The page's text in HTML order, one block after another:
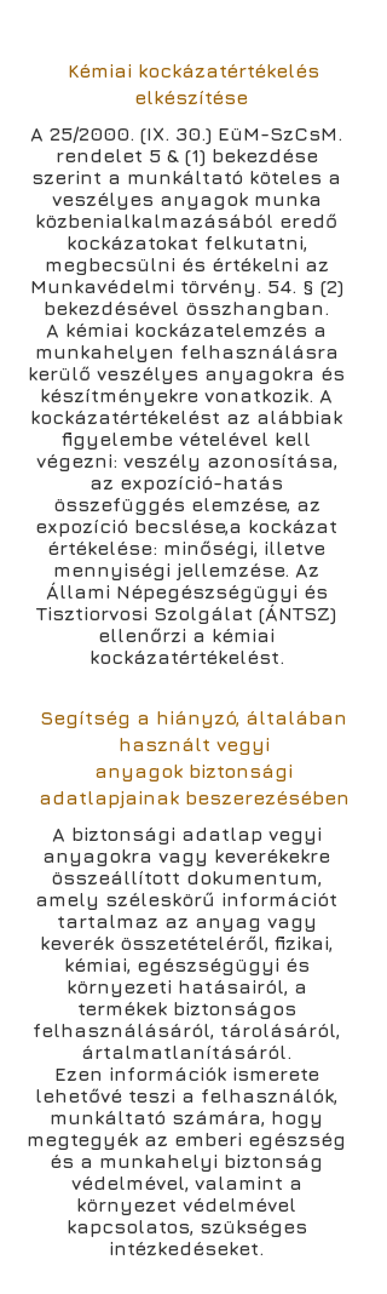
Kémiai kockázatértékelés
elkészítése
A 25/2000. (IX. 30.) EüM-SzCsM.
rendelet 5 & (1) bekezdése
szerint a munkáltató köteles a
veszélyes anyagok munka
közbenialkalmazásából eredő
kockázatokat felkutatni,
megbecsülni és értékelni az
Munkavédelmi törvény. 54. § (2)
bekezdésével összhangban.
A kémiai kockázatelemzés a
munkahelyen felhasználásra
kerülő veszélyes anyagokra és
készítményekre vonatkozik. A
kockázatértékelést az alábbiak
figyelembe vételével kell
végezni: veszély azonosítása,
az expozíció-hatás
összefüggés elemzése, az
expozíció becslése,a kockázat
értékelése: minőségi, illetve
mennyiségi jellemzése. Az
Állami Népegészségügyi és
Tisztiorvosi Szolgálat (ÁNTSZ)
ellenőrzi a kémiai
kockázatértékelést.
Segítség a hiányzó, általában
használt vegyi
anyagok biztonsági
adatlapjainak beszerezésében
A biztonsági adatlap vegyi
anyagokra vagy keverékekre
összeállított dokumentum,
amely széleskörű információt
tartalmaz az anyag vagy
keverék összetételéről, fizikai,
kémiai, egészségügyi és
környezeti hatásairól, a
termékek biztonságos
felhasználásáról, tárolásáról,
ártalmatlanításáról.
Ezen információk ismerete
lehetővé teszi a felhasználók,
munkáltató számára, hogy
megtegyék az emberi egészség
és a munkahelyi biztonság
védelmével, valamint a
környezet védelmével
kapcsolatos, szükséges
intézkedéseket.